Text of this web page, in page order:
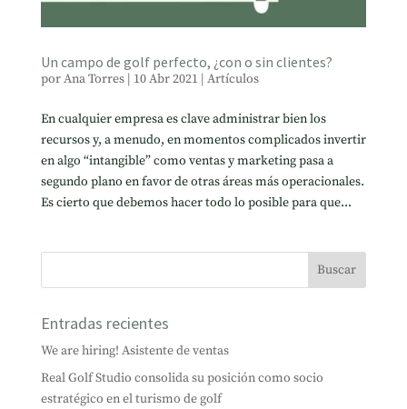
Un campo de golf perfecto, ¿con o sin clientes?
porAna Torres| 10 Abr 2021 Artículos
En cualquier empresa es clave administrar bien los
recursos y, a menudo, en momentos complicados invertir
en algo “intangible” como ventas y marketing pasa a
segundo plano en favor de otras áreas más operacionales.
Es cierto que debemos hacer todo lo posible para que...
Entradas recientes
We are hiring! Asistente de ventas
Real Golf Studio consolida su posición como socio
estratégico en el turismo de golf